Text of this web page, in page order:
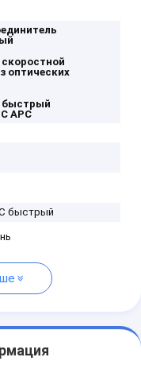
оптических
быстрый
APC
быстрый